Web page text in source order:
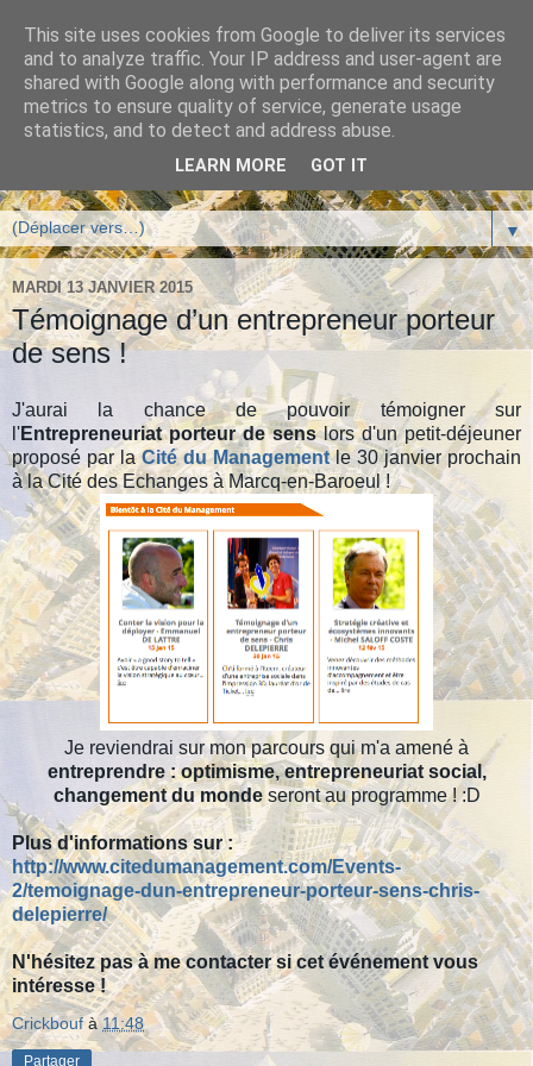
Blog de Chris Delepierre -
L'entrepreneuriat porteur
▼
MARDI 13 JANVIER 2015
Témoignage d’un entrepreneur porteur
de sens !
J'aurai la chance de pouvoir témoigner sur
l'Entrepreneuriat porteur de senslors d'un petit-déjeuner
proposé par laCité du Managementle 30 janvier prochain
à la Cité des Echanges à Marcq-en-Baroeul !
Je reviendrai sur mon parcours qui m'a amené à
entreprendre : optimisme, entrepreneuriat social,
changement du monde seront au programme ! :D
Plus d'informations sur :
http://www.citedumanagement.com/Events-
2/temoignage-dun-entrepreneur-porteur-sens-chris-
delepierre/
N'hésitez pas à me contacter si cet événement vous
intéresse !
Crickbouf à11:48
Partager
This site uses cookies from Google to deliver its services
and to analyze traffic. Your IP address and user-agent are
shared with Google along with performance and security
metrics to ensure quality of service, generate usage
statistics, and to detect and address abuse.
LEARN MORE GOT IT